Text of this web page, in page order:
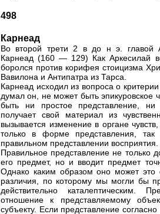
498
Карнеад
Во второй трети 2 в до н э. главой
Карнеад (160 — 129) Как Аркесилай
боролся против корифея стоицизма
Вавилона и Антипатра из Тарса.
Карнеад исходил из вопроса о
думал он, не может быть эпикуровское
быть ни простое представление,
получает свой материал из
вызывается изменение в органе
только в форме представления,
правильном представлении восприятия.
Правильное представление не только
его предмет, но и вводит предмет
Однако каким образом оно может это
различия, по которому мы могли бы
действительно каталептическим.
отношение к представляемому
субъекту. Если представление